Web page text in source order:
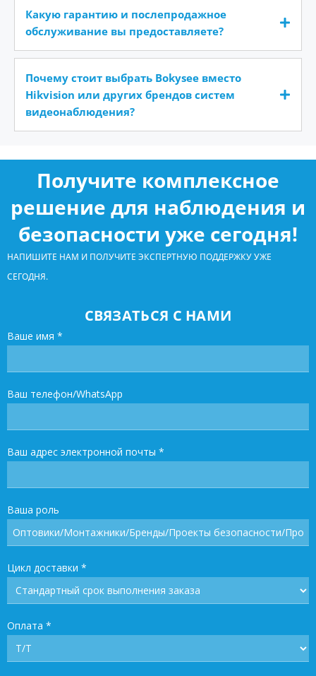
Какую гарантию и послепродажное
обслуживание вы предоставляете?
Почему стоит выбрать Bokysee вместо
Hikvision или других брендов систем
видеонаблюдения?
Получите комплексное
решение для наблюдения и
безопасности уже сегодня!
НАПИШИТЕ НАМ И ПОЛУЧИТЕ ЭКСПЕРТНУЮ ПОДДЕРЖКУ УЖЕ
СЕГОДНЯ.
СВЯЗАТЬСЯ С НАМИ
Ваше имя *
Ваш телефон/WhatsApp
Ваш адрес электронной почты *
Ваша роль
Цикл доставки *
Оплата *